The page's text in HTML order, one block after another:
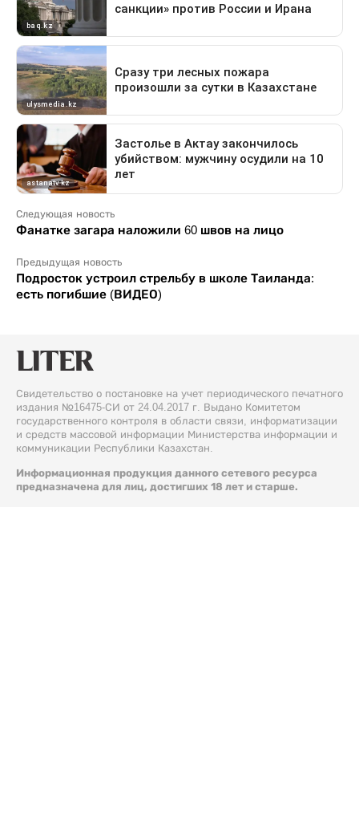
Следующая новость
Фанатке загара наложили 60 швов на лицо
Предыдущая новость
Подросток устроил стрельбу в школе Таиланда:
есть погибшие (ВИДЕО)
Свидетельство о постановке на учет периодического печатного
издания №16475-СИ от 24.04.2017 г. Выдано Комитетом
государственного контроля в области связи, информатизации
и средств массовой информации Министерства информации и
коммуникации Республики Казахстан.
Информационная продукция данного сетевого ресурса
предназначена для лиц, достигших 18 лет и старше.